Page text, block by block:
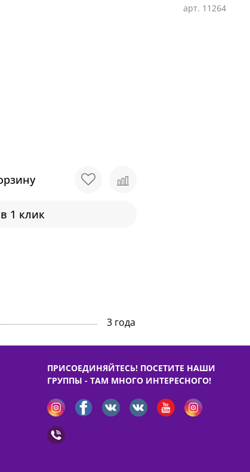
арт. 11264
1 клик
3 года
ПРИСОЕДИНЯЙТЕСЬ! ПОСЕТИТЕ НАШИ
ГРУППЫ - ТАМ МНОГО ИНТЕРЕСНОГО!